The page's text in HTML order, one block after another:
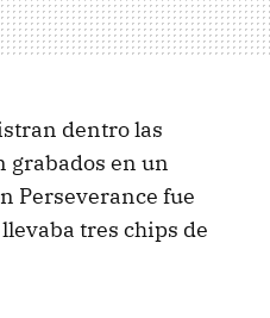
dentro las
grabados en un
Perseverance fue
tres chips de